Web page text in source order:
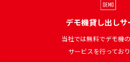
デモ機貸し出しサ
当社では無料でデモ機
サービスを行っており